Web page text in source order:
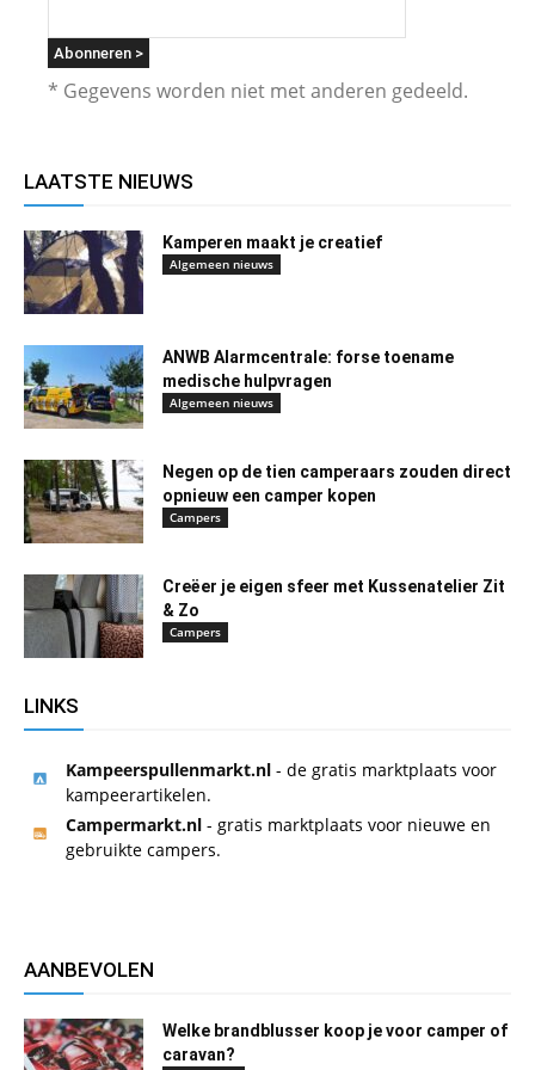
* Gegevens worden niet met anderen gedeeld.
LAATSTE NIEUWS
Kamperen maakt je creatief
Algemeen nieuws
ANWB Alarmcentrale: forse toename
medische hulpvragen
Algemeen nieuws
Negen op de tien camperaars zouden direct
opnieuw een camper kopen
Campers
Creëer je eigen sfeer met Kussenatelier Zit
& Zo
Campers
LINKS
Kampeerspullenmarkt.nl - de gratis marktplaats voor
kampeerartikelen.
Campermarkt.nl - gratis marktplaats voor nieuwe en
gebruikte campers.
AANBEVOLEN
Welke brandblusser koop je voor camper of
caravan?